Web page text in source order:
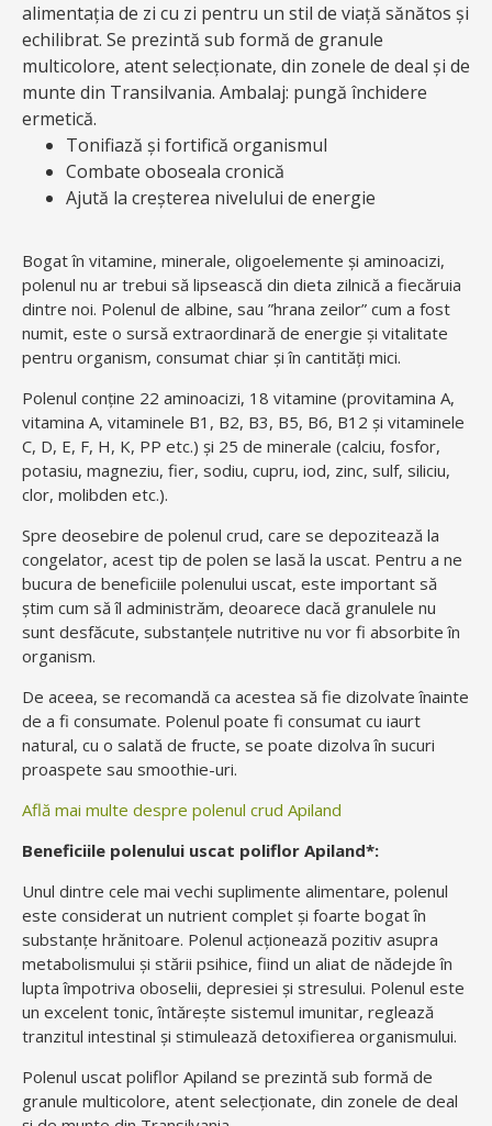
alimentația de zi cu zi pentru un stil de viaţă sănătos şi
echilibrat. Se prezintă sub formă de granule
multicolore, atent selecţionate, din zonele de deal şi de
munte din Transilvania. Ambalaj: pungă închidere
ermetică.
Tonifiază și fortifică organismul
Combate oboseala cronică
Ajută la creșterea nivelului de energie
Bogat în vitamine, minerale, oligoelemente și aminoacizi,
polenul nu ar trebui să lipsească din dieta zilnică a fiecăruia
dintre noi. Polenul de albine, sau ”hrana zeilor” cum a fost
numit, este o sursă extraordinară de energie și vitalitate
pentru organism, consumat chiar și în cantități mici.
Polenul conține 22 aminoacizi, 18 vitamine (provitamina A,
vitamina A, vitaminele B1, B2, B3, B5, B6, B12 și vitaminele
C, D, E, F, H, K, PP etc.) și 25 de minerale (calciu, fosfor,
potasiu, magneziu, fier, sodiu, cupru, iod, zinc, sulf, siliciu,
clor, molibden etc.).
Spre deosebire de polenul crud, care se depozitează la
congelator, acest tip de polen se lasă la uscat. Pentru a ne
bucura de beneficiile polenului uscat, este important să
știm cum să îl administrăm, deoarece dacă granulele nu
sunt desfăcute, substanțele nutritive nu vor fi absorbite în
organism.
De aceea, se recomandă ca acestea să fie dizolvate înainte
de a fi consumate. Polenul poate fi consumat cu iaurt
natural, cu o salată de fructe, se poate dizolva în sucuri
proaspete sau smoothie-uri.
Află mai multe despre polenul crud Apiland
Beneficiile polenului uscat poliflor Apiland*:
Unul dintre cele mai vechi suplimente alimentare, polenul
este considerat un nutrient complet și foarte bogat în
substanțe hrănitoare. Polenul acționează pozitiv asupra
metabolismului şi stării psihice, fiind un aliat de nădejde în
lupta împotriva oboselii, depresiei și stresului. Polenul este
un excelent tonic, întărește sistemul imunitar, reglează
tranzitul intestinal și stimulează detoxifierea organismului.
Polenul uscat poliflor Apiland se prezintă sub formă de
granule multicolore, atent selecţionate, din zonele de deal